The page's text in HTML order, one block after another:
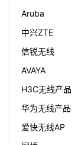
Aruba
中兴ZTE
信锐无线
AVAYA
H3C无线产品
华为无线产品
爱快无线AP